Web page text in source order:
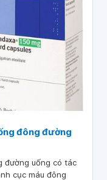
đông đường
đường uống có tác
cục máu đông